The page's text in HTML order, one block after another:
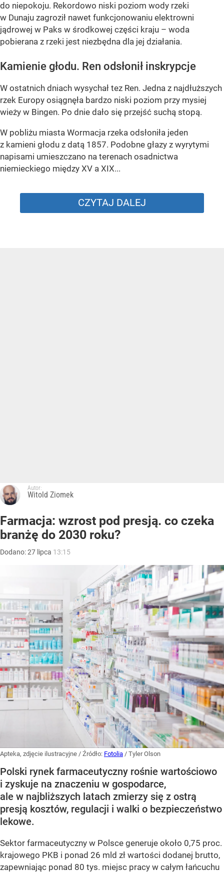
do niepokoju. Rekordowo niski poziom wody rzeki
w Dunaju zagroził nawet funkcjonowaniu elektrowni
jądrowej w Paks w środkowej części kraju – woda
pobierana z rzeki jest niezbędna dla jej działania.
Kamienie głodu. Ren odsłonił inskrypcje
W ostatnich dniach wysychał tez Ren. Jedna z najdłuższych
rzek Europy osiągnęła bardzo niski poziom przy mysiej
wieży w Bingen. Po dnie dało się przejść suchą stopą.
W pobliżu miasta Wormacja rzeka odsłoniła jeden
z kamieni głodu z datą 1857. Podobne głazy z wyrytymi
napisami umieszczano na terenach osadnictwa
niemieckiego między XV a XIX...
CZYTAJ DALEJ
Autor:
Witold Ziomek
Farmacja: wzrost pod presją. co czeka
branżę do 2030 roku?
Dodano:27 lipca 13:15
Apteka, zdjęcie ilustracyjne / Źródło: Fotolia / Tyler Olson
Polski rynek farmaceutyczny rośnie wartościowo
i zyskuje na znaczeniu w gospodarce,
ale w najbliższych latach zmierzy się z ostrą
presją kosztów, regulacji i walki o bezpieczeństwo
lekowe.
Sektor farmaceutyczny w Polsce generuje około 0,75 proc.
krajowego PKB i ponad 26 mld zł wartości dodanej brutto,
zapewniając ponad 80 tys. miejsc pracy w całym łańcuchu